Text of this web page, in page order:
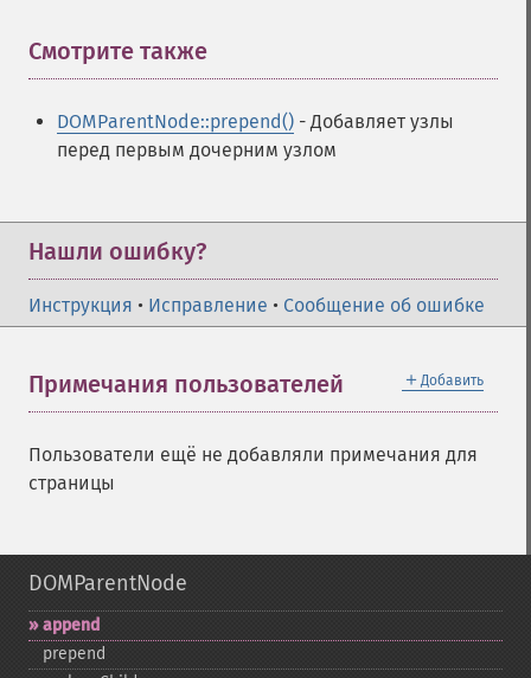
Смотрите также
DOMParentNode::prepend() - Добавляет узлы
перед первым дочерним узлом
Нашли ошибку?
Инструкция • Исправление • Сообщение об ошибке
＋ Добавить
Примечания пользователей
Пользователи ещё не добавляли примечания для
страницы
DOMParentNode
append
prepend